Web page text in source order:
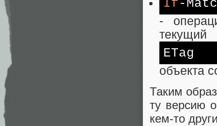
If -
-
текущий
ETag
объекта
Таким
ту версию
кем-то